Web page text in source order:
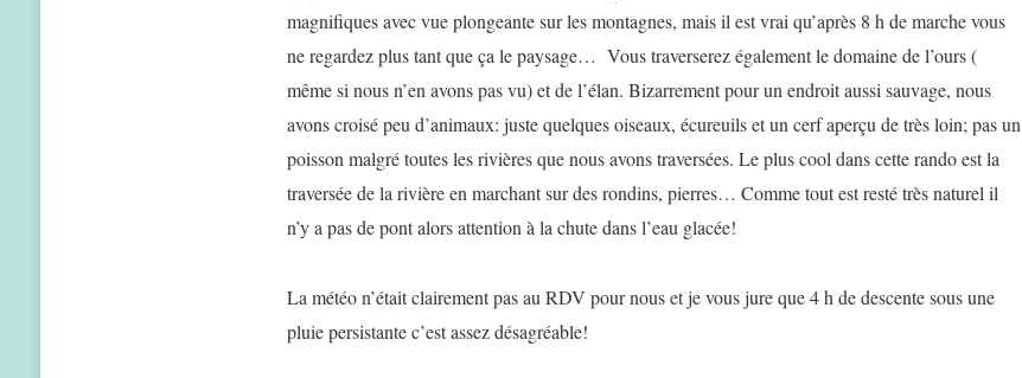
magnifiques avec vue plongeante sur les montagnes, mais il est vrai qu’après 8 h de marche vous
ne regardez plus tant que ça le paysage… Vous traverserez également le domaine de l’ours (
même si nous n’en avons pas vu) et de l’élan. Bizarrement pour un endroit aussi sauvage, nous
avons croisé peu d’animaux: juste quelques oiseaux, écureuils et un cerf aperçu de très loin; pas un
poisson malgré toutes les rivières que nous avons traversées. Le plus cool dans cette rando est la
traversée de la rivière en marchant sur des rondins, pierres… Comme tout est resté très naturel il
n’y a pas de pont alors attention à la chute dans l’eau glacée!
La météo n’était clairement pas au RDV pour nous et je vous jure que 4 h de descente sous une
pluie persistante c’est assez désagréable!